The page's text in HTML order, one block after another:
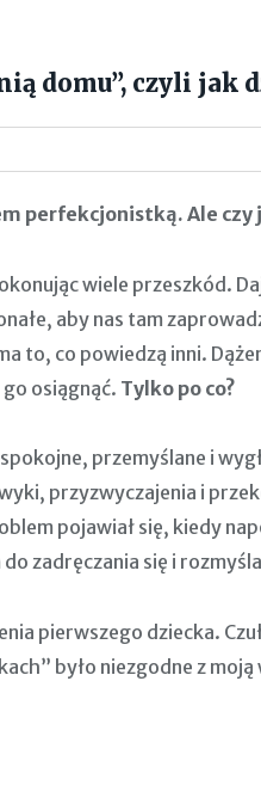
domu”, czyli jak
perfekcjonistką. Ale
wiele przeszkód.
aby nas tam
to, co powiedzą inni.
osiągnąć. Tylko po co?
przemyślane i
przyzwyczajenia i
pojawiał się, kiedy
zadręczania się i
pierwszego dziecka.
było niezgodne z